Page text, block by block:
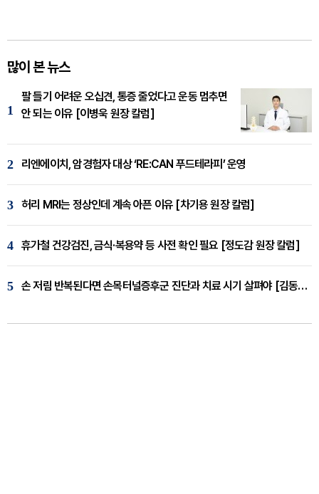
많이 본 뉴스
1
팔 들기 어려운 오십견, 통증 줄었다고 운동 멈추면
안 되는 이유 [이병욱 원장 칼럼]
2 리엔에이치, 암경험자 대상 ‘RE:CAN 푸드테라피’ 운영
3 허리 MRI는 정상인데 계속 아픈 이유 [차기용 원장 칼럼]
4 휴가철 건강검진, 금식·복용약 등 사전 확인 필요 [정도감 원장 칼럼]
5 손 저림 반복된다면 손목터널증후군 진단과 치료 시기 살펴야 [김동현 원장 칼럼]